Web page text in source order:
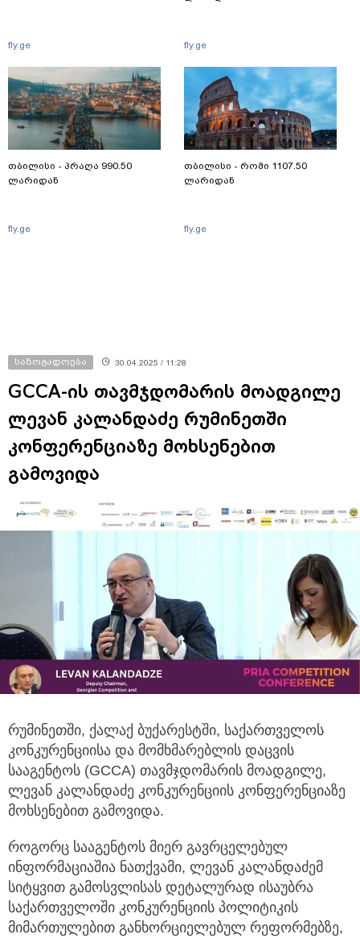
fly.ge
თბილისი - პრაღა 990.50
ლარიდან
fly.ge
fly.ge
თბილისი - რომი 1107.50
ლარიდან
fly.ge
საზოგადოება 30.04.2025 / 11:28
GCCA-ის თავმჯდომარის მოადგილე
ლევან კალანდაძე რუმინეთში
კონფერენციაზე მოხსენებით
გამოვიდა
რუმინეთში, ქალაქ ბუქარესტში, საქართველოს
კონკურენციისა და მომხმარებლის დაცვის
სააგენტოს (GCCA) თავმჯდომარის მოადგილე,
ლევან კალანდაძე კონკურენციის კონფერენციაზე
მოხსენებით გამოვიდა.
როგორც სააგენტოს მიერ გავრცელებულ
ინფორმაციაშია ნათქვამი, ლევან კალანდაძემ
სიტყვით გამოსვლისას დეტალურად ისაუბრა
საქართველოში კონკურენციის პოლიტიკის
მიმართულებით განხორციელებულ რეფორმებზე,